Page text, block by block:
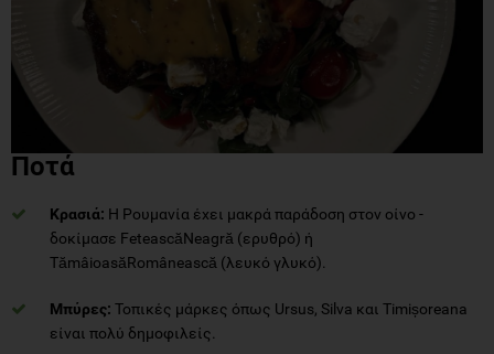
Ποτά
Κρασιά: Η Ρουμανία έχει μακρά παράδοση στον οίνο -
δοκίμασε FeteascăNeagră (ερυθρό) ή
TămâioasăRomânească (λευκό γλυκό).
Μπύρες: Τοπικές μάρκες όπως Ursus, Silva και Timișoreana
είναι πολύ δημοφιλείς.